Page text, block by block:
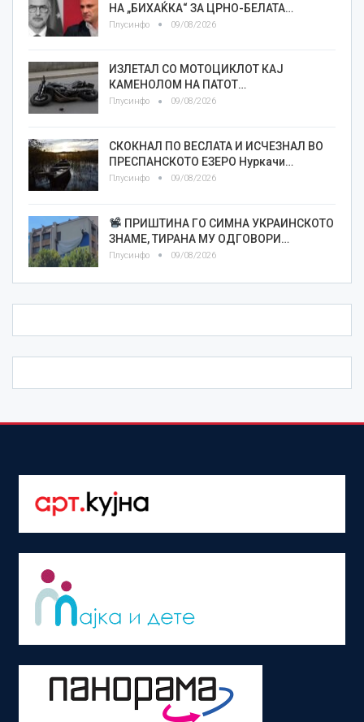
НА „БИХАЌКА“ ЗА ЦРНО-БЕЛАТА…
Плусинфо 09/08/2026
ИЗЛЕТАЛ СО МОТОЦИКЛОТ КАЈ
КАМЕНОЛОМ НА ПАТОТ…
Плусинфо 09/08/2026
СКОКНАЛ ПО ВЕСЛАТА И ИСЧЕЗНАЛ ВО
ПРЕСПАНСКОТО ЕЗЕРО Нуркачи…
Плусинфо 09/08/2026
ПРИШТИНА ГО СИМНА УКРАИНСКОТО
ЗНАМЕ, ТИРАНА МУ ОДГОВОРИ…
Плусинфо 09/08/2026